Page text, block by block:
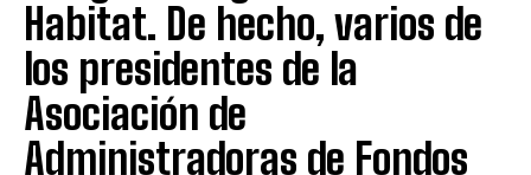
Habitat. De hecho, varios de
los presidentes de la
Asociación de
Administradoras de Fondos